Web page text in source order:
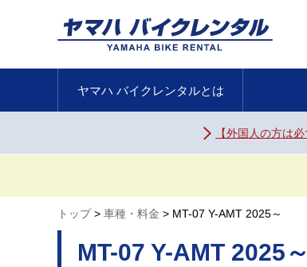
ヤマハ バイク レンタルとは
【外国人の方は
トップ 車種・料金 MT-07 Y-AMT 2025～
MT-07 Y-AMT 2025～